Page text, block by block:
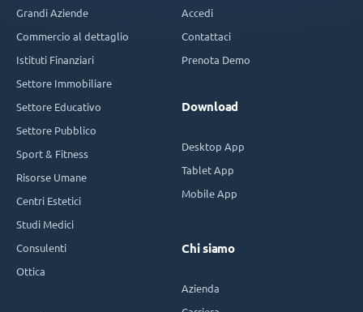
Grandi Aziende
Commercio al dettaglio
Istituti Finanziari
Settore Immobiliare
Settore Educativo
Settore Pubblico
Sport & Fitness
Risorse Umane
Centri Estetici
Studi Medici
Consulenti
Ottica
Accedi
Contattaci
Prenota Demo
Download
Desktop App
Tablet App
Mobile App
Chi siamo
Azienda